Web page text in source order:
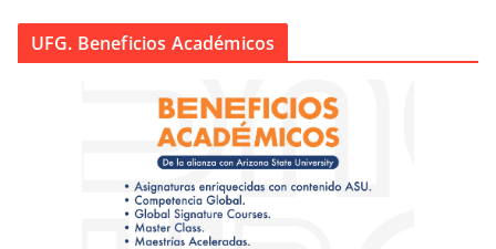
UFG. Beneficios Académicos